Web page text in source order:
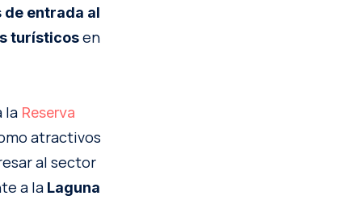
de entrada al
turísticosen
la Reserva
atractivos
al sector
a la Laguna